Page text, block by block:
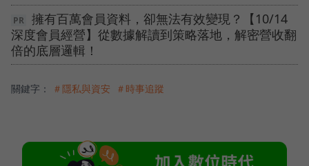
擁有百萬會員資料，卻無法有效變現？【10/14
深度會員經營】從數據解讀到策略落地，解密營收翻
倍的底層邏輯！
關鍵字： ＃隱私與資安 ＃時事追蹤